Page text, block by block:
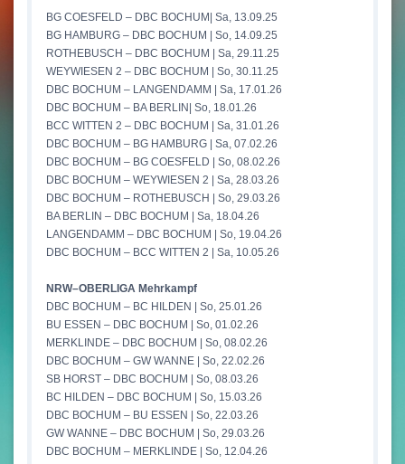
BG COESFELD – DBC BOCHUM| Sa, 13.09.25
BG HAMBURG – DBC BOCHUM | So, 14.09.25
ROTHEBUSCH – DBC BOCHUM | Sa, 29.11.25
WEYWIESEN 2 – DBC BOCHUM | So, 30.11.25
DBC BOCHUM – LANGENDAMM | Sa, 17.01.26
DBC BOCHUM – BA BERLIN| So, 18.01.26
BCC WITTEN 2 – DBC BOCHUM | Sa, 31.01.26
DBC BOCHUM – BG HAMBURG | Sa, 07.02.26
DBC BOCHUM – BG COESFELD | So, 08.02.26
DBC BOCHUM – WEYWIESEN 2 | Sa, 28.03.26
DBC BOCHUM – ROTHEBUSCH | So, 29.03.26
BA BERLIN – DBC BOCHUM | Sa, 18.04.26
LANGENDAMM – DBC BOCHUM | So, 19.04.26
DBC BOCHUM – BCC WITTEN 2 | Sa, 10.05.26
NRW–OBERLIGA Mehrkampf
DBC BOCHUM – BC HILDEN | So, 25.01.26
BU ESSEN – DBC BOCHUM | So, 01.02.26
MERKLINDE – DBC BOCHUM | So, 08.02.26
DBC BOCHUM – GW WANNE | So, 22.02.26
SB HORST – DBC BOCHUM | So, 08.03.26
BC HILDEN – DBC BOCHUM | So, 15.03.26
DBC BOCHUM – BU ESSEN | So, 22.03.26
GW WANNE – DBC BOCHUM | So, 29.03.26
DBC BOCHUM – MERKLINDE | So, 12.04.26